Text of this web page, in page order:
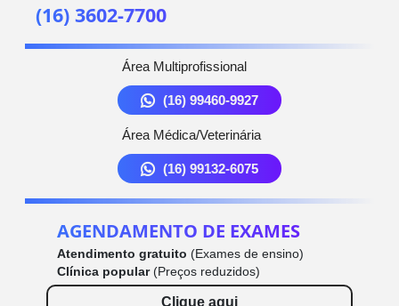
(16) 3602-7700
Área Multiprofissional
(16) 99460-9927
Área Médica/Veterinária
(16) 99132-6075
AGENDAMENTO DE EXAMES
Atendimento gratuito (Exames de ensino)
Clínica popular(Preços reduzidos)
Clique aqui